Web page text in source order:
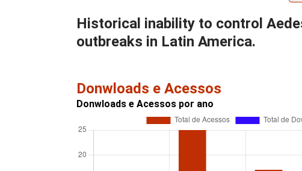
Historical inability to control
outbreaks in Latin America.
Donwloads e Acessos
Donwloads e Acessos por ano